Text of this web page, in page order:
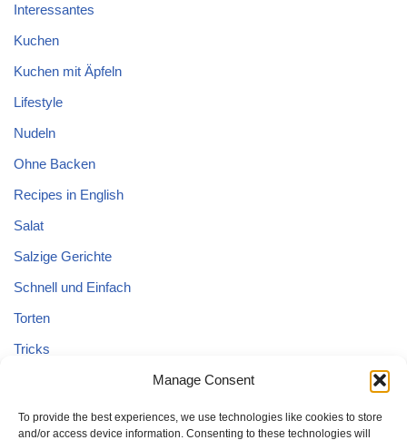
Manage Consent
To provide the best experiences, we use technologies like cookies to store
and/or access device information. Consenting to these technologies will
Interessantes
Kuchen
Kuchen mit Äpfeln
Lifestyle
Nudeln
Ohne Backen
Recipes in English
Salat
Salzige Gerichte
Schnell und Einfach
Torten
Tricks
Uncategorized